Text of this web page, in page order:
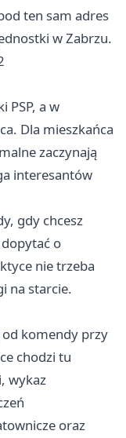
ten sam adres
w Zabrzu.
PSP, a w
Dla mieszkańca
zaczynają
interesantów
gdy chcesz
o
nie trzeba
na starcie.
od komendy przy
chodzi tu
wykaz
oraz